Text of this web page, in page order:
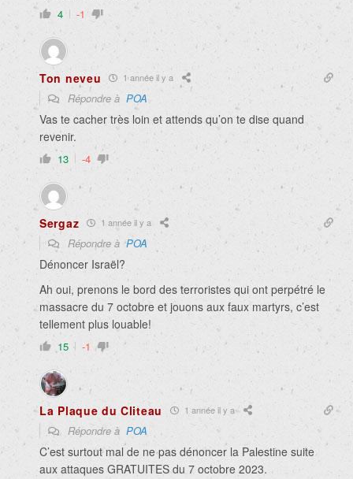
4 -1
Ton neveu 1 année il y a
Répondre à POA
Vas te cacher très loin et attends qu’on te dise quand
revenir.
13 -4
Sergaz 1 année il y a
Répondre àPOA
Dénoncer Israël?
Ah oui, prenons le bord des terroristes qui ont perpétré le
massacre du 7 octobre et jouons aux faux martyrs, c’est
tellement plus louable!
15 -1
La Plaque du Cliteau 1 année il y a
Répondre à POA
C’est surtout mal de ne pas dénoncer la Palestine suite
aux attaques GRATUITES du 7 octobre 2023.